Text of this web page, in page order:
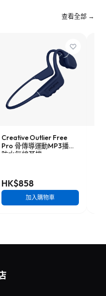
查看全部 →
Creative Outlier Free
Pro 骨傳導運動MP3播放
防水無線耳機
HK$858
加入購物車